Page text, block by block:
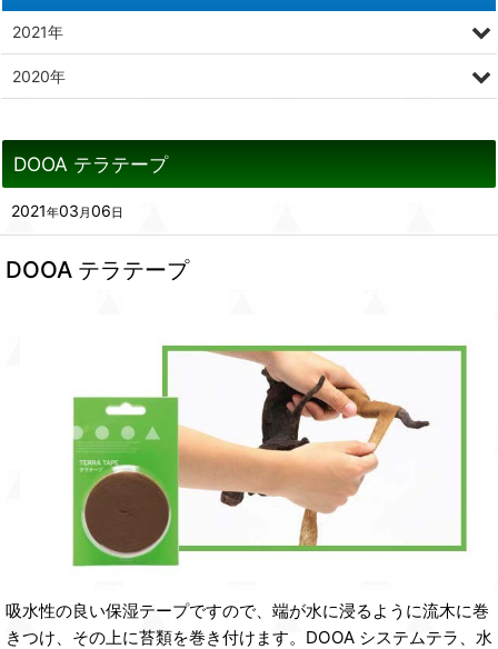
DOOA テラテープ
2021年03 月06日
DOOA テラテープ
吸水性の良い保湿テープですので、端が水に浸るように流木に巻
きつけ、その上に苔類を巻き付けます。DOOA システムテラ、水
2021年
2020年